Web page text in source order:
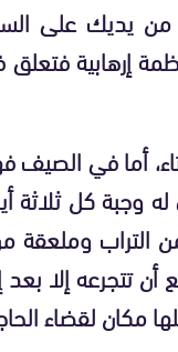
من يديك على
إرهابية
أما في
وجبة كل ثلاثة
وملعقة من
تتجرعه إلا
مكان لقضاء